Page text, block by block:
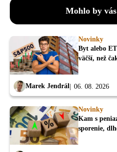
Mohlo by
Novinky
Byt alebo
väčší, než
Marek Jendrál 06. 08. 2026
Novinky
Kam s
sporenie,